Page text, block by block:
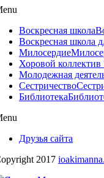
Воскресная школа
Воскресная школа
Милосердие
Хоровой
Молодежная
Сестричество
Библиотека
Друзья сайта
2017